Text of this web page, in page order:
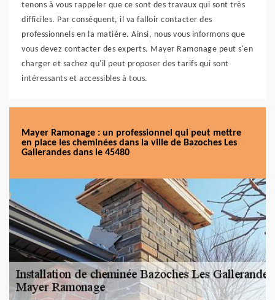
tenons à vous rappeler que ce sont des travaux qui sont très
difficiles. Par conséquent, il va falloir contacter des
professionnels en la matière. Ainsi, nous vous informons que
vous devez contacter des experts. Mayer Ramonage peut s'en
charger et sachez qu'il peut proposer des tarifs qui sont
intéressants et accessibles à tous.
Mayer Ramonage : un professionnel qui peut mettre
en place les cheminées dans la ville de Bazoches Les
Gallerandes dans le 45480